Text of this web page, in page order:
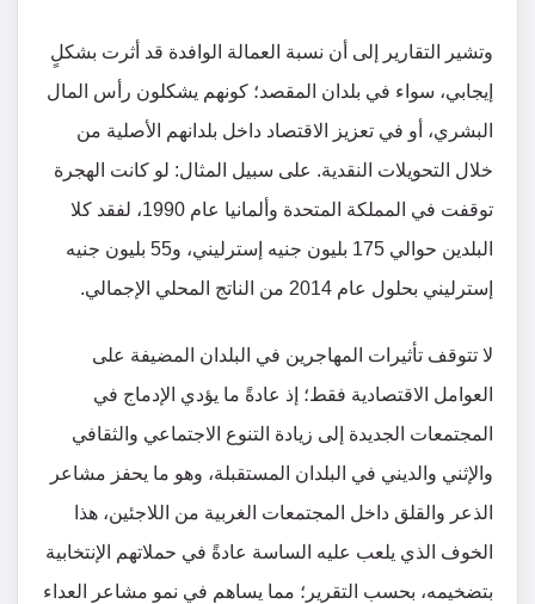
وتشير التقارير إلى أن نسبة العمالة الوافدة قد أثرت بشكلٍ
إيجابي، سواء في بلدان المقصد؛ كونهم يشكلون رأس المال
البشري، أو في تعزيز الاقتصاد داخل بلدانهم الأصلية من
خلال التحويلات النقدية. على سبيل المثال: لو كانت الهجرة
توقفت في المملكة المتحدة وألمانيا عام 1990، لفقد كلا
البلدين حوالي 175 بليون جنيه إسترليني، و55 بليون جنيه
إسترليني بحلول عام 2014 من الناتج المحلي الإجمالي.
لا تتوقف تأثيرات المهاجرين في البلدان المضيفة على
العوامل الاقتصادية فقط؛ إذ عادةً ما يؤدي الإدماج في
المجتمعات الجديدة إلى زيادة التنوع الاجتماعي والثقافي
والإثني والديني في البلدان المستقبلة، وهو ما يحفز مشاعر
الذعر والقلق داخل المجتمعات الغربية من اللاجئين، هذا
الخوف الذي يلعب عليه الساسة عادةً في حملاتهم الإنتخابية
بتضخيمه، بحسب التقرير؛ مما يساهم في نمو مشاعر العداء